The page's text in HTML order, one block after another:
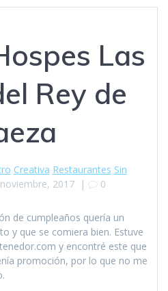
Las
Rey de
Creativa Restaurantes Sin
2017| 0
de cumpleaños quería un
y que se comiera bien. Estuve
y encontré este que
promoción, por lo que no me